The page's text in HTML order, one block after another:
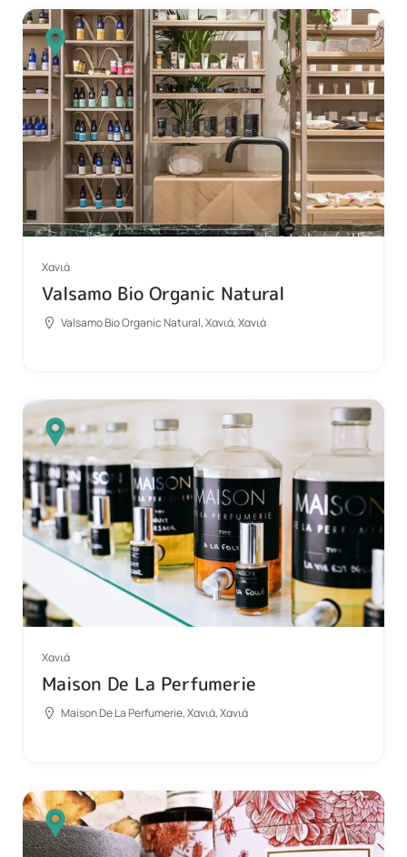
Χανιά
Valsamo Bio Organic Natural
Valsamo Bio Organic Natural, Χανιά, Χανιά
Χανιά
Maison De La Perfumerie
Maison De La Perfumerie, Χανιά, Χανιά